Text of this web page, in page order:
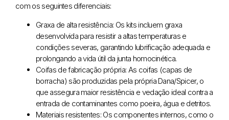
com os seguintes diferenciais:
Graxa de alta resistência: Os kits incluem graxa
desenvolvida para resistir a altas temperaturas e
condições severas, garantindo lubrificação adequada e
prolongando a vida útil da junta homocinética.
Coifas de fabricação própria: As coifas (capas de
borracha) são produzidas pela própria Dana/Spicer, o
que assegura maior resistência e vedação ideal contra a
entrada de contaminantes como poeira, água e detritos.
Materiais resistentes: Os componentes internos, como o